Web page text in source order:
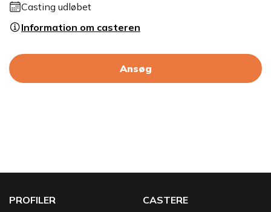
Casting udløbet
Information om casteren
Ansøg
PROFILER CASTERE